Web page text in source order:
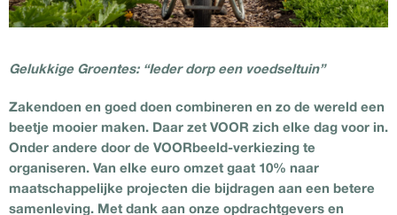
Gelukkige Groentes: “Ieder dorp een voedseltuin”
Zakendoen en goed doen combineren en zo de wereld een
beetje mooier maken. Daar zet VOOR zich elke dag voor in.
Onder andere door de VOORbeeld-verkiezing te
organiseren. Van elke euro omzet gaat 10% naar
maatschappelijke projecten die bijdragen aan een betere
samenleving. Met dank aan onze opdrachtgevers en